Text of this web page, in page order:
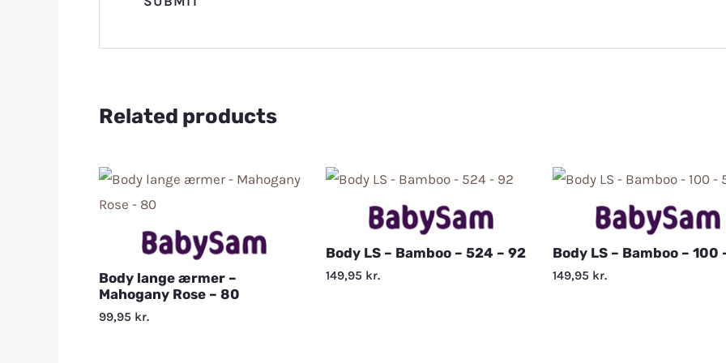
Related products
Body lange ærmer –
Mahogany Rose – 80
99,95 kr.
Body LS – Bamboo – 524 – 92
149,95 kr.
Body LS – Bamboo – 100
149,95 kr.